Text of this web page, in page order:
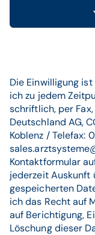
Die Einwilligung
ich zu jedem
schriftlich, per
Deutschland AG,
Koblenz / Telefax:
Kontaktformular
jederzeit Auskunft
gespeicherten
ich das Recht auf
auf Berichtigung,
Löschung dieser